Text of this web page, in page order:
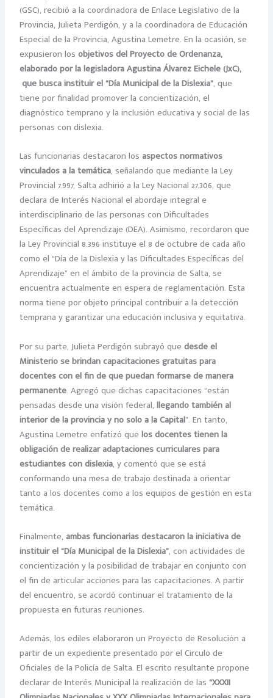
(GSC), recibió a la coordinadora de Enlace Legislativo de la
Provincia, Julieta Perdigón, y a la coordinadora de Educación
Especial de la Provincia, Agustina Lemetre. En la ocasión, se
expusieron losobjetivos del Proyecto de Ordenanza,
elaborado por la legisladora Agustina Álvarez Eichele (JxC),
que busca instituir el “Día Municipal de la Dislexia”, que
tiene por finalidad promover la concientización, el
diagnóstico temprano y la inclusión educativa y social de las
personas con dislexia.
Las funcionarias destacaron losaspectos normativos
vinculados a la temática, señalando que mediante la Ley
Provincial 7.997, Salta adhirió a la Ley Nacional 27.306, que
declara de Interés Nacional el abordaje integral e
interdisciplinario de las personas con Dificultades
Específicas del Aprendizaje (DEA). Asimismo, recordaron que
la Ley Provincial 8.396 instituye el 8 de octubre de cada año
como el “Día de la Dislexia y las Dificultades Específicas del
Aprendizaje” en el ámbito de la provincia de Salta, se
encuentra actualmente en espera de reglamentación. Esta
norma tiene por objeto principal contribuir a la detección
temprana y garantizar una educación inclusiva y equitativa.
Por su parte, Julieta Perdigón subrayó quedesde el
Ministerio se brindan capacitaciones gratuitas para
docentes con el fin de que puedan formarse de manera
permanente. Agregó que dichas capacitaciones “están
pensadas desde una visión federal,llegando también al
interior de la provincia y no solo a la Capital”. En tanto,
Agustina Lemetre enfatizó quelos docentes tienen la
obligación de realizar adaptaciones curriculares para
estudiantes con dislexia, y comentó que se está
conformando una mesa de trabajo destinada a orientar
tanto a los docentes como a los equipos de gestión en esta
temática.
Finalmente,ambas funcionarias destacaron la iniciativa de
instituir el “Día Municipal de la Dislexia”, con actividades de
concientización y la posibilidad de trabajar en conjunto con
el fin de articular acciones para las capacitaciones. A partir
del encuentro, se acordó continuar el tratamiento de la
propuesta en futuras reuniones.
Además, los ediles elaboraron un Proyecto de Resolución a
partir de un expediente presentado por el Circulo de
Oficiales de la Policía de Salta. El escrito resultante propone
declarar de Interés Municipal la realización de las“XXXII